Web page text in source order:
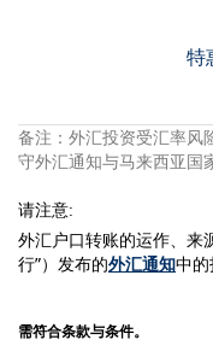
特
备注：外汇投资受汇率风
守外汇通知与马来西亚国
请注意:
外汇户口转账的运作、来
行”）发布的外汇通知中
需符合条款与条件。